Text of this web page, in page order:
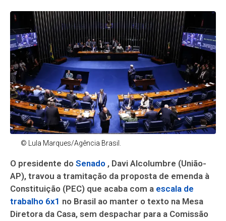
© Lula Marques/Agência Brasil.
O presidente doSenado , Davi Alcolumbre (União-
AP), travou a tramitação da proposta de emenda à
Constituição (PEC) que acaba com a escala de
trabalho 6x1 no Brasil ao manter o texto na Mesa
Diretora da Casa, sem despachar para a Comissão